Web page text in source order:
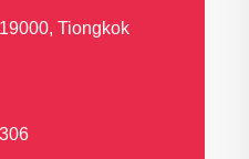
Tiongkok